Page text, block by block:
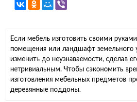
Если мебель изготовить своими
помещения или ландшафт земельного
изменить до неузнаваемости, сделав
нетривиальным. Чтобы сэкономить
изготовления мебельных предметов
деревянные поддоны.